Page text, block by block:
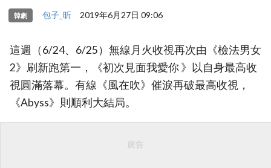
韓劇 包子_昕 2019年6月27日 09:06
這週（6/24、6/25）無線月火收視再次由《檢法男女
2》刷新跑第一，《初次見面我愛你 》以自身最高收
視圓滿落幕。有線《風在吹》催淚再破最高收視，
《Abyss》則順利大結局。
廣告